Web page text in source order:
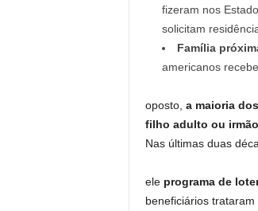
fizeram nos
solicitam
Família
americanos
oposto, a maioria
filho adulto ou
Nas últimas duas
ele programa de
beneficiários